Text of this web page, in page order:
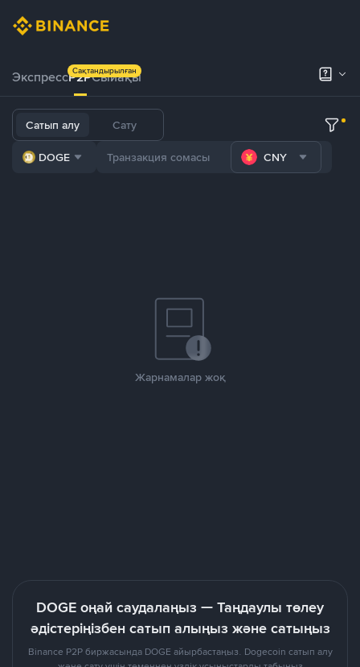
ЭкспрессP2PСыйақы
Сақтандырылған
Сатып алу Сату
DOGE CNY
Жарнамалар жоқ
DOGE оңай саудалаңыз — Таңдаулы төлеу
әдістеріңізбен сатып алыңыз және сатыңыз
Binance P2P биржасында DOGE айырбастаңыз. Dogecoin сатып алу